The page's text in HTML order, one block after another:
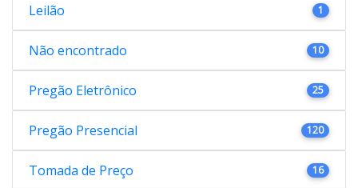
Leilão 1
Não encontrado 10
Pregão Eletrônico 25
Pregão Presencial 120
Tomada de Preço 16